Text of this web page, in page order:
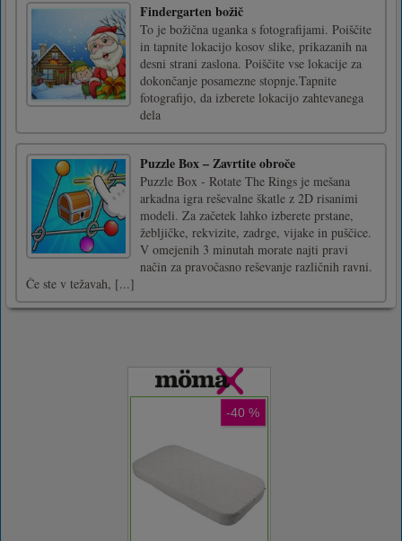
Findergarten božič
To je božična uganka s fotografijami. Poiščite
in tapnite lokacijo kosov slike, prikazanih na
desni strani zaslona. Poiščite vse lokacije za
dokončanje posamezne stopnje.Tapnite
fotografijo, da izberete lokacijo zahtevanega
dela
Puzzle Box – Zavrtite obroče
Puzzle Box - Rotate The Rings je mešana
arkadna igra reševalne škatle z 2D risanimi
modeli. Za začetek lahko izberete prstane,
žebljičke, rekvizite, zadrge, vijake in puščice.
V omejenih 3 minutah morate najti pravi
način za pravočasno reševanje različnih ravni.
Če ste v težavah, [...]